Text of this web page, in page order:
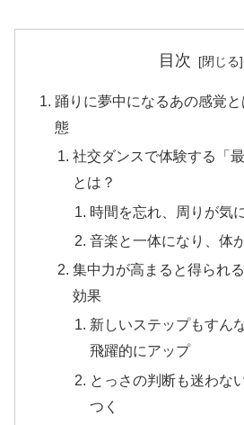
目次
踊りに夢中になるあの感覚
態
社交ダンスで体験する「
とは？
時間を忘れ、周りが気
音楽と一体になり、体
集中力が高まると得られ
効果
新しいステップもすん
飛躍的にアップ
とっさの判断も迷わな
つく